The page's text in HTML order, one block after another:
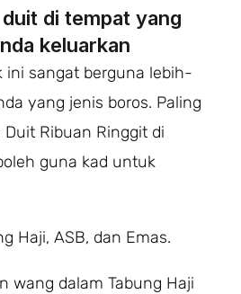
di tempat yang
keluarkan
ini sangat berguna lebih-
yang jenis boros. Paling
Ribuan Ringgit di
guna kad untuk
Haji, ASB, dan Emas.
wang dalam Tabung Haji